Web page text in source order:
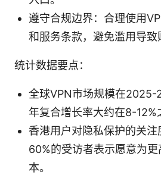
遵守合规边界：合理使用
和服务条款，避免滥用导致
统计数据要点：
全球VPN市场规模在2025-
年复合增长率大约在8-12%
香港用户对隐私保护的关
60%的受访者表示愿意为
本。